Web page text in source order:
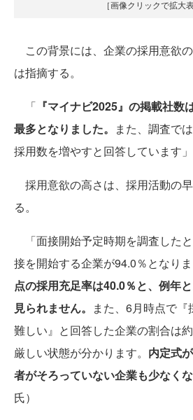
［画像クリックで拡大表
この背景には、企業の採用意欲
は指摘する。
「 『マイナビ2025』の掲載社数
最多となりました。 また、調査で
採用数を増やすと回答しています」
採用意欲の高さは、採用活動の
る。
「面接開始予定時期を調査した
接を開始する企業が94.0％となりま
点の採用充足率は40.0％と、例年
見られません。 また、6月時点で
難しい』と回答した企業の割合は
厳しい状態が分かります。 内定式
者がそろっていない企業も少なく
氏）